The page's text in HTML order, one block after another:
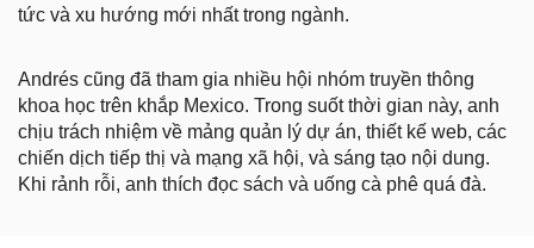
tức và xu hướng mới nhất trong ngành.
Andrés cũng đã tham gia nhiều hội nhóm truyền thông
khoa học trên khắp Mexico. Trong suốt thời gian này, anh
chịu trách nhiệm về mảng quản lý dự án, thiết kế web, các
chiến dịch tiếp thị và mạng xã hội, và sáng tạo nội dung.
Khi rảnh rỗi, anh thích đọc sách và uống cà phê quá đà.